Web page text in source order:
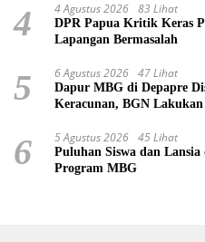
4 4 Agustus 2026 83 Lihat
DPR Papua Kritik Keras
Lapangan Bermasalah
5 6 Agustus 2026 47 Lihat
Dapur MBG di Depapre
Keracunan, BGN
6 5 Agustus 2026 45 Lihat
Puluhan Siswa dan
Program MBG